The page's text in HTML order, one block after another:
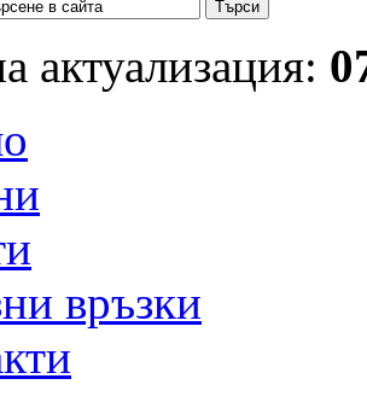
актуализация:
връзки